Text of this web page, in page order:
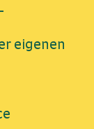
eigenen